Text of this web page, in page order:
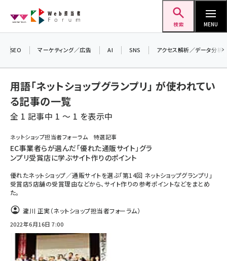
ン
検索 MENU
seo (3519)
ai (2801)
youtube (2425)
note (2310)
セミナー (2301)
z世代 (1620)
meo (1274)
llmo (1160)
SEO マーケティング／広告 AI SNS アクセス解析／データ分析
用語「ネットショップグランプリ」 が使われてい
る記事の一覧
全 1 記事中 1 ～ 1 を表示中
ネットショップ担当者フォーラム 特選記事
EC事業者らが選んだ「優れた通販サイト」グラ
ンプリ受賞店に学ぶサイト作りのポイント
優れたネットショップ／通販サイトを選ぶ「第14回 ネットショップグランプリ」
受賞店5店舗の受賞理由などから、サイト作りの参考ポイントなどをまとめ
た。
瀧川 正実（ネットショップ担当者フォーラム）
2022年6月16日 7:00
＼ 読者アンケートにご協力ください ／
7月24日で創刊20周年。ご回答者には抽選で
プレゼントを差し上げます！
▼アンケートページはこちらから▼